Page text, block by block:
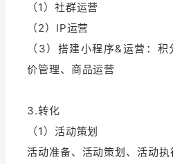
合作共进
认证服务商
有赞云 数据
（1）社群运营
（2）IP运营
（3）搭建小程序&运营：
价管理、商品运营
3.转化
（1）活动策划
活动准备、活动策划、活动